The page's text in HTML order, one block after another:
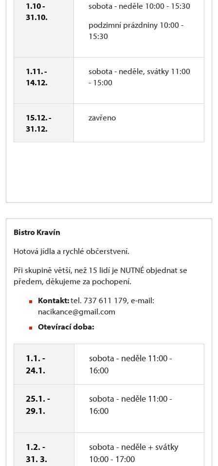
1.10 -
31.10.
sobota - neděle 10:00 - 15:30
podzimní prázdniny 10:00 -
15:30
1.11. -
14.12.
sobota - neděle, svátky 11:00
- 15:00
15.12. -
31.12.
zavřeno
Bistro Kravín
Hotová jídla a rychlé občerstvení.
Při skupině větší, než 15 lidí je NUTNÉ objednat se
předem, děkujeme za pochopení.
Kontakt:tel. 737 611 179, e-mail:
nacikance@gmail.com
Otevírací doba:
1.1. -
24.1.
sobota - neděle 11:00 -
16:00
25.1. -
29.1.
sobota - neděle 11:00 -
16:00
1.2. -
31. 3.
sobota - neděle + svátky
10:00 - 17:00